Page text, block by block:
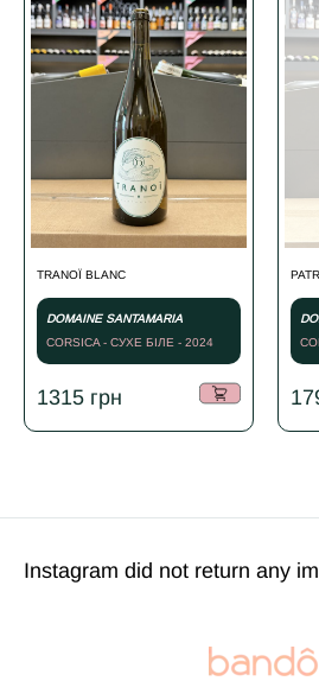
TRANOÏ BLANC
DOMAINE SANTAMARIA
CORSICA - СУХЕ БІЛЕ - 2024
1315 грн
Instagram did not return any